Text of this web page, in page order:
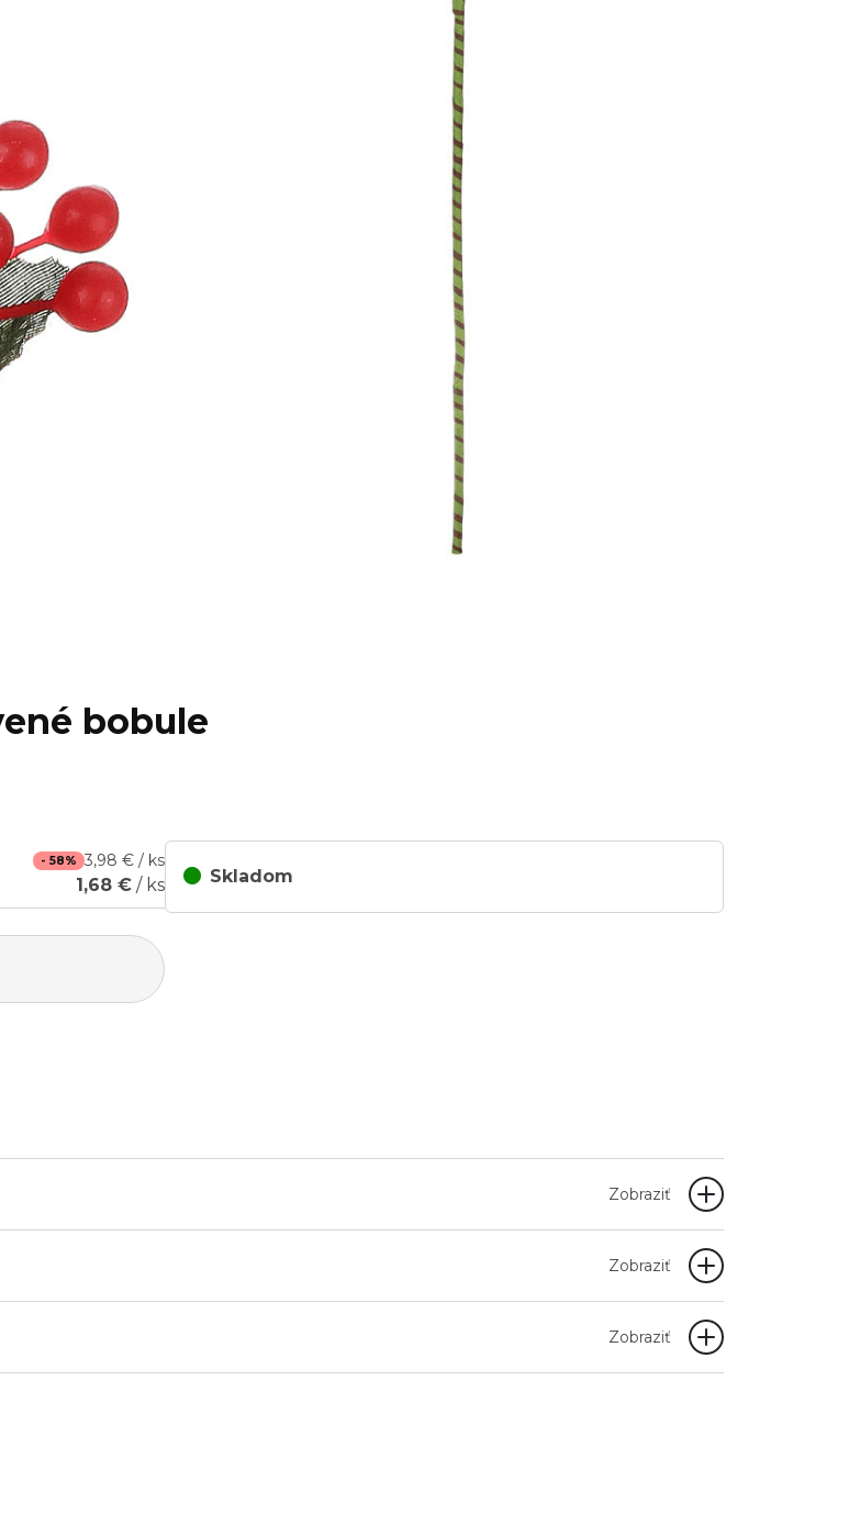
bobule
- 58% 3,98 € / ks
1,68 € / ks Skladom
Zobraziť
Zobraziť
Zobraziť